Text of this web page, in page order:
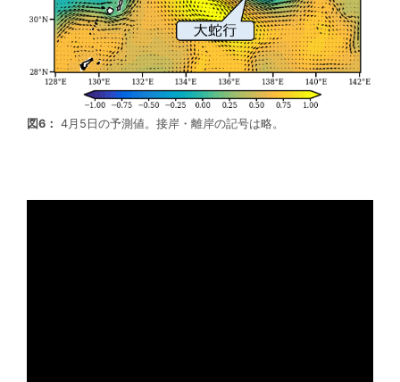
図6： 4月5日の予測値。接岸・離岸の記号は略。